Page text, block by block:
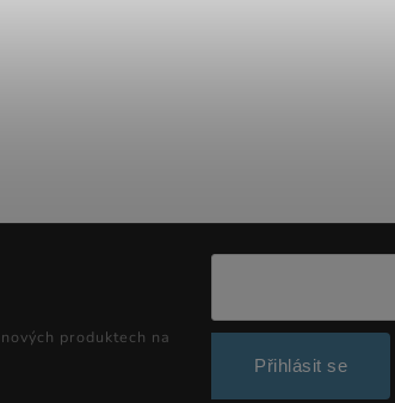
produktech na
Přihlásit se